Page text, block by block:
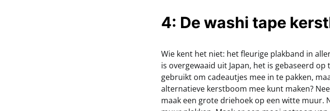
4: De washi tape
Wie kent het niet: het fleurige plakband in
is overgewaaid uit Japan, het is gebaseerd
gebruikt om cadeautjes mee in te pakken,
alternatieve kerstboom mee kunt maken?
maak een grote driehoek op een witte muur.